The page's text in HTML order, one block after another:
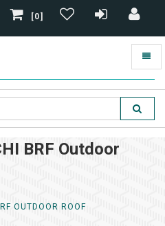
[0]
BRF Outdoor
OUTDOOR ROOF